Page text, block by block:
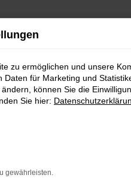
zu ermöglichen und unsere
für Marketing und
können Sie die
Sie hier:
gewährleisten.